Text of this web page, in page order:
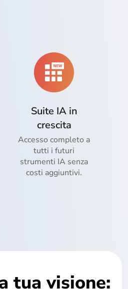
Suite IA in
crescita
Accesso completo a
tutti i futuri
strumenti IA senza
costi aggiuntivi.
tua visione: